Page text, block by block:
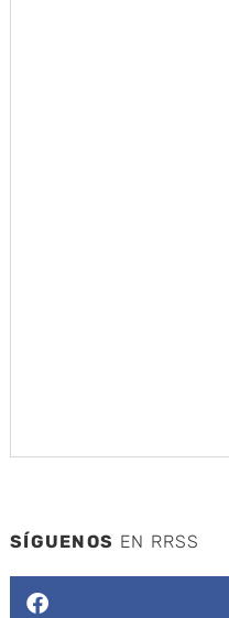
SÍGUENOS EN RRSS